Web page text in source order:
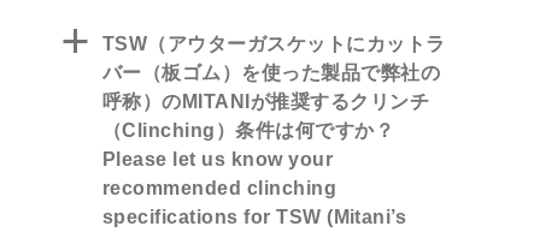
a
TSW（アウターガスケットにカットラ
バー（板ゴム）を使った製品で弊社の
呼称）のMITANIが推奨するクリンチ
（Clinching）条件は何ですか？
Please let us know your
recommended clinching
specifications for TSW (Mitani’s